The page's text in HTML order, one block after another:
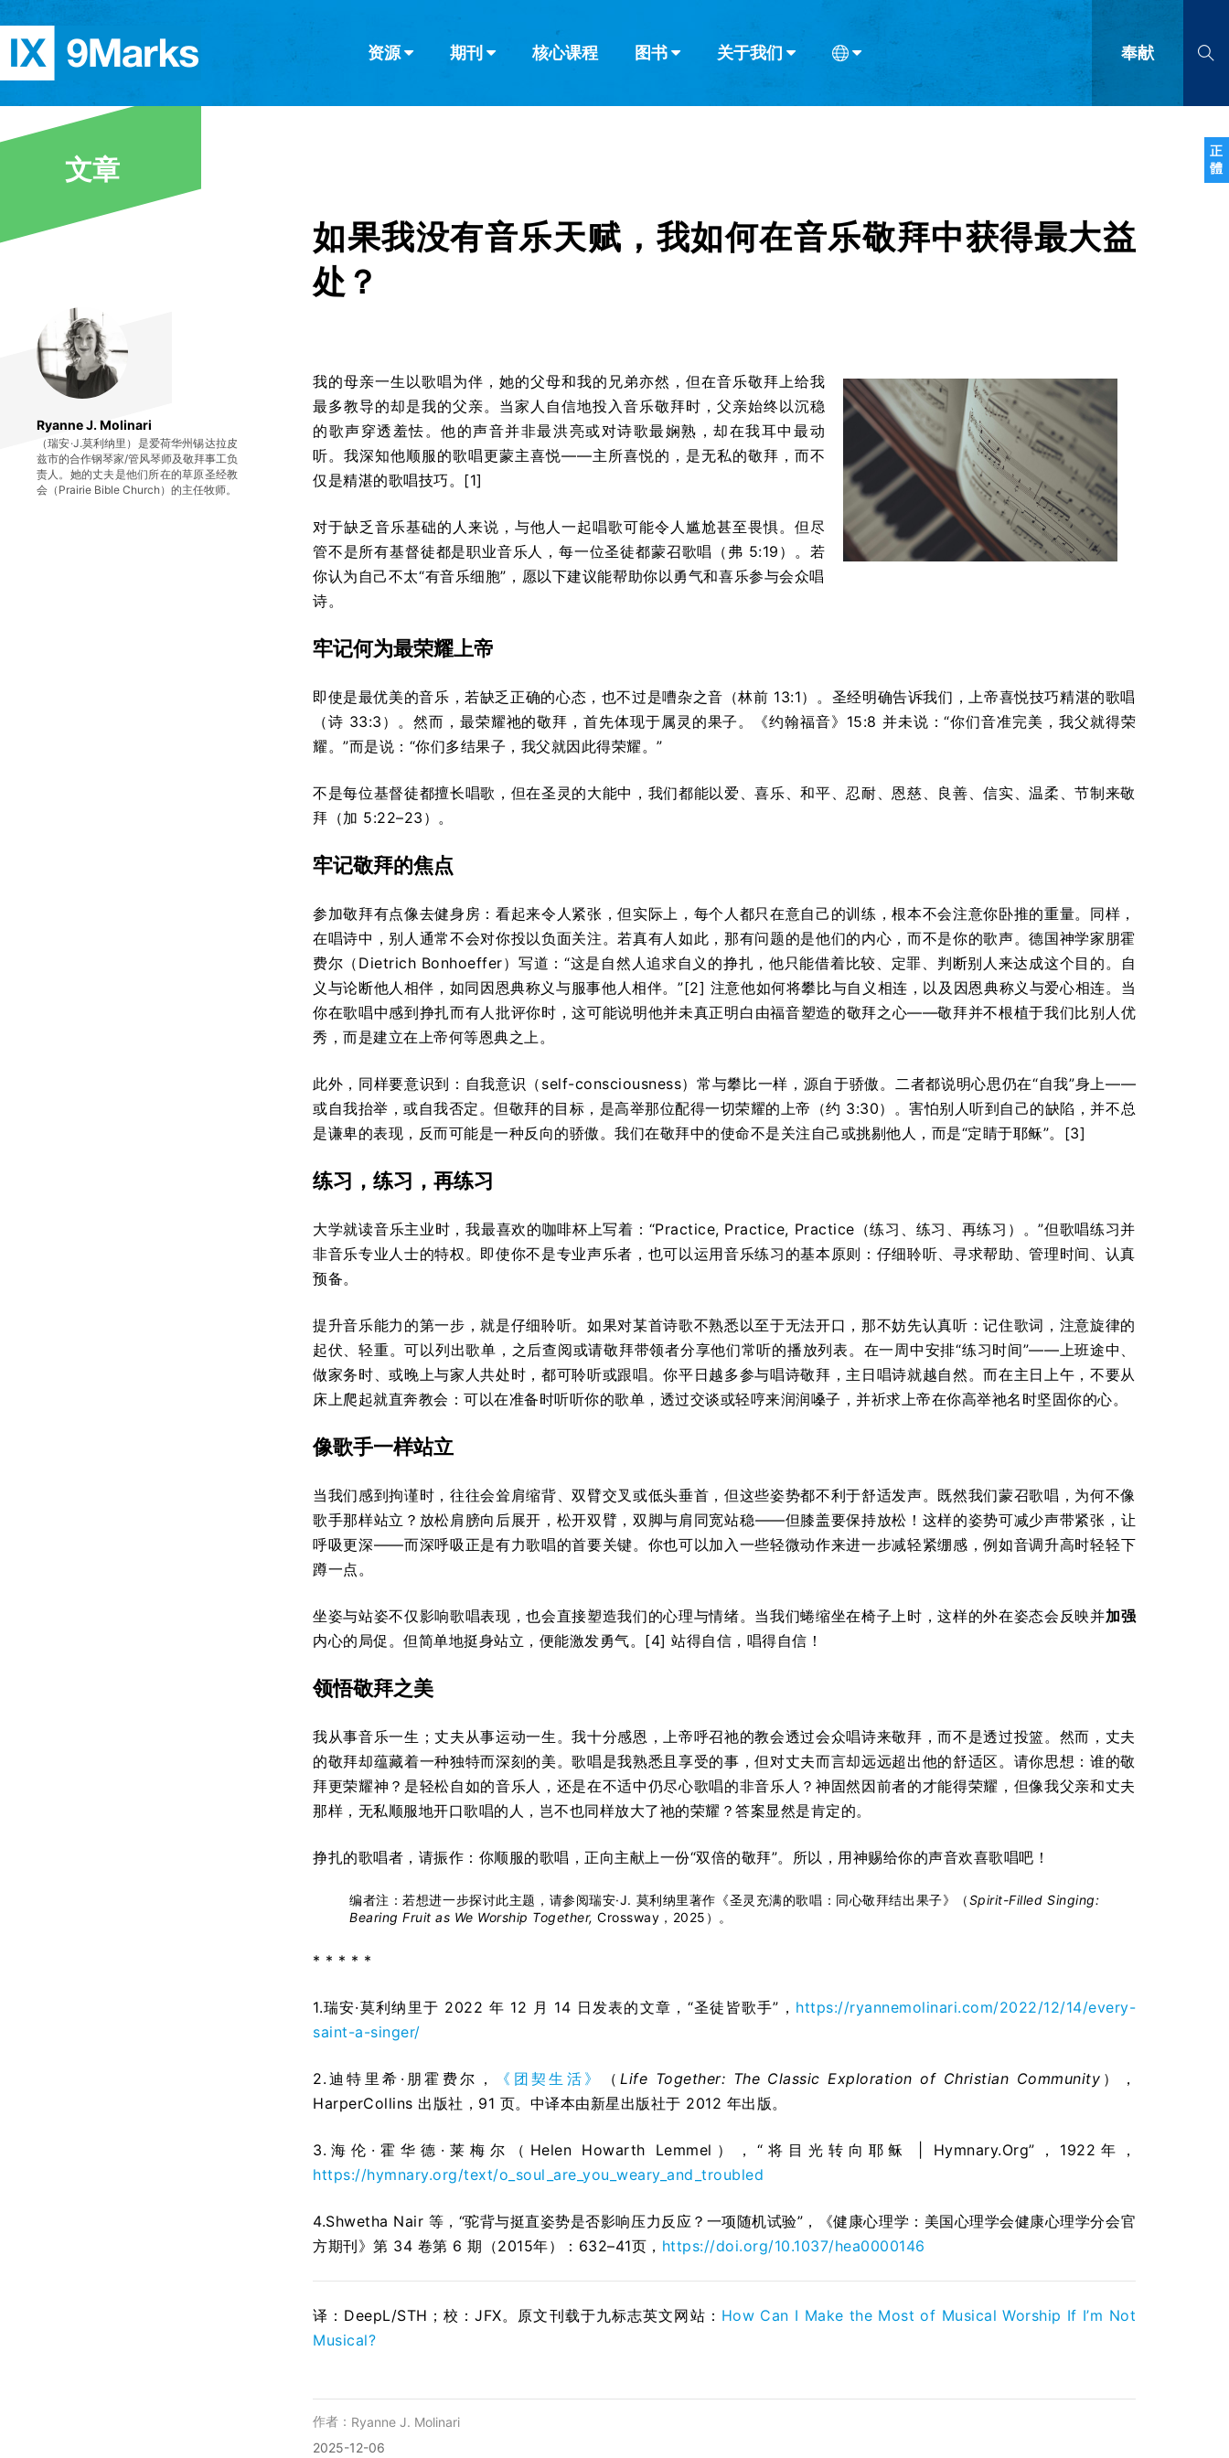
正
體
资源 期刊 核心课程 图书 关于我们 奉献
查看全部
查看全部
简体中文
文章
Ryanne J. Molinari
（瑞安·J.莫利纳里）是爱荷华州锡达拉皮
兹市的合作钢琴家/管风琴师及敬拜事工负
责人。她的丈夫是他们所在的草原圣经教
会（Prairie Bible Church）的主任牧师。
如果我没有音乐天赋，我如何在音乐敬拜中获得最大益
处？
我的母亲一生以歌唱为伴，她的父母和我的兄弟亦然，但在音乐敬拜上给我
最多教导的却是我的父亲。当家人自信地投入音乐敬拜时，父亲始终以沉稳
的歌声穿透羞怯。他的声音并非最洪亮或对诗歌最娴熟，却在我耳中最动
听。我深知他顺服的歌唱更蒙主喜悦——主所喜悦的，是无私的敬拜，而不
仅是精湛的歌唱技巧。[1]
对于缺乏音乐基础的人来说，与他人一起唱歌可能令人尴尬甚至畏惧。但尽
管不是所有基督徒都是职业音乐人，每一位圣徒都蒙召歌唱（弗 5:19）。若
你认为自己不太“有音乐细胞”，愿以下建议能帮助你以勇气和喜乐参与会众唱
诗。
牢记何为最荣耀上帝
即使是最优美的音乐，若缺乏正确的心态，也不过是嘈杂之音（林前 13:1）。圣经明确告诉我们，上帝喜悦技巧精湛的歌唱
（诗 33:3）。然而，最荣耀祂的敬拜，首先体现于属灵的果子。《约翰福音》15:8 并未说：“你们音准完美，我父就得荣
耀。”而是说：“你们多结果子，我父就因此得荣耀。”
不是每位基督徒都擅长唱歌，但在圣灵的大能中，我们都能以爱、喜乐、和平、忍耐、恩慈、良善、信实、温柔、节制来敬
拜（加 5:22–23）。
牢记敬拜的焦点
参加敬拜有点像去健身房：看起来令人紧张，但实际上，每个人都只在意自己的训练，根本不会注意你卧推的重量。同样，
在唱诗中，别人通常不会对你投以负面关注。若真有人如此，那有问题的是他们的内心，而不是你的歌声。德国神学家朋霍
费尔（Dietrich Bonhoeffer）写道：“这是自然人追求自义的挣扎，他只能借着比较、定罪、判断别人来达成这个目的。自
义与论断他人相伴，如同因恩典称义与服事他人相伴。”[2] 注意他如何将攀比与自义相连，以及因恩典称义与爱心相连。当
你在歌唱中感到挣扎而有人批评你时，这可能说明他并未真正明白由福音塑造的敬拜之心——敬拜并不根植于我们比别人优
秀，而是建立在上帝何等恩典之上。
此外，同样要意识到：自我意识（self-consciousness）常与攀比一样，源自于骄傲。二者都说明心思仍在“自我”身上——
或自我抬举，或自我否定。但敬拜的目标，是高举那位配得一切荣耀的上帝（约 3:30）。害怕别人听到自己的缺陷，并不总
是谦卑的表现，反而可能是一种反向的骄傲。我们在敬拜中的使命不是关注自己或挑剔他人，而是“定睛于耶稣”。[3]
练习，练习，再练习
大学就读音乐主业时，我最喜欢的咖啡杯上写着：“Practice, Practice, Practice（练习、练习、再练习）。”但歌唱练习并
非音乐专业人士的特权。即使你不是专业声乐者，也可以运用音乐练习的基本原则：仔细聆听、寻求帮助、管理时间、认真
预备。
提升音乐能力的第一步，就是仔细聆听。如果对某首诗歌不熟悉以至于无法开口，那不妨先认真听：记住歌词，注意旋律的
起伏、轻重。可以列出歌单，之后查阅或请敬拜带领者分享他们常听的播放列表。在一周中安排“练习时间”——上班途中、
做家务时、或晚上与家人共处时，都可聆听或跟唱。你平日越多参与唱诗敬拜，主日唱诗就越自然。而在主日上午，不要从
床上爬起就直奔教会：可以在准备时听听你的歌单，透过交谈或轻哼来润润嗓子，并祈求上帝在你高举祂名时坚固你的心。
像歌手一样站立
当我们感到拘谨时，往往会耸肩缩背、双臂交叉或低头垂首，但这些姿势都不利于舒适发声。既然我们蒙召歌唱，为何不像
歌手那样站立？放松肩膀向后展开，松开双臂，双脚与肩同宽站稳——但膝盖要保持放松！这样的姿势可减少声带紧张，让
呼吸更深——而深呼吸正是有力歌唱的首要关键。你也可以加入一些轻微动作来进一步减轻紧绷感，例如音调升高时轻轻下
蹲一点。
坐姿与站姿不仅影响歌唱表现，也会直接塑造我们的心理与情绪。当我们蜷缩坐在椅子上时，这样的外在姿态会反映并加强
内心的局促。但简单地挺身站立，便能激发勇气。[4] 站得自信，唱得自信！
领悟敬拜之美
我从事音乐一生；丈夫从事运动一生。我十分感恩，上帝呼召祂的教会透过会众唱诗来敬拜，而不是透过投篮。然而，丈夫
的敬拜却蕴藏着一种独特而深刻的美。歌唱是我熟悉且享受的事，但对丈夫而言却远远超出他的舒适区。请你思想：谁的敬
拜更荣耀神？是轻松自如的音乐人，还是在不适中仍尽心歌唱的非音乐人？神固然因前者的才能得荣耀，但像我父亲和丈夫
那样，无私顺服地开口歌唱的人，岂不也同样放大了祂的荣耀？答案显然是肯定的。
挣扎的歌唱者，请振作：你顺服的歌唱，正向主献上一份“双倍的敬拜”。所以，用神赐给你的声音欢喜歌唱吧！
编者注：若想进一步探讨此主题，请参阅瑞安·J. 莫利纳里著作《圣灵充满的歌唱：同心敬拜结出果子》（Spirit-Filled Singing:
Bearing Fruit as We Worship Together, Crossway，2025）。
* * * * *
1.瑞安·莫利纳里于 2022 年 12 月 14 日发表的文章，“圣徒皆歌手”， https://ryannemolinari.com/2022/12/14/every-
saint-a-singer/
2.迪特里希·朋霍费尔， 《团契生活》 （Life Together: The Classic Exploration of Christian Community ），
HarperCollins 出版社，91 页。中译本由新星出版社于 2012 年出版。
3.海伦·霍华德·莱梅尔（Helen Howarth Lemmel），“将目光转向耶稣 | Hymnary.Org”，1922年，
https://hymnary.org/text/o_soul_are_you_weary_and_troubled
4.Shwetha Nair 等，“驼背与挺直姿势是否影响压力反应？一项随机试验”，《健康心理学：美国心理学会健康心理学分会官
方期刊》第 34 卷第 6 期（2015年）：632–41页， https://doi.org/10.1037/hea0000146
译：DeepL/STH；校：JFX。原文刊载于九标志英文网站： How Can I Make the Most of Musical Worship If I’m Not
Musical?
作者： Ryanne J. Molinari
2025-12-06